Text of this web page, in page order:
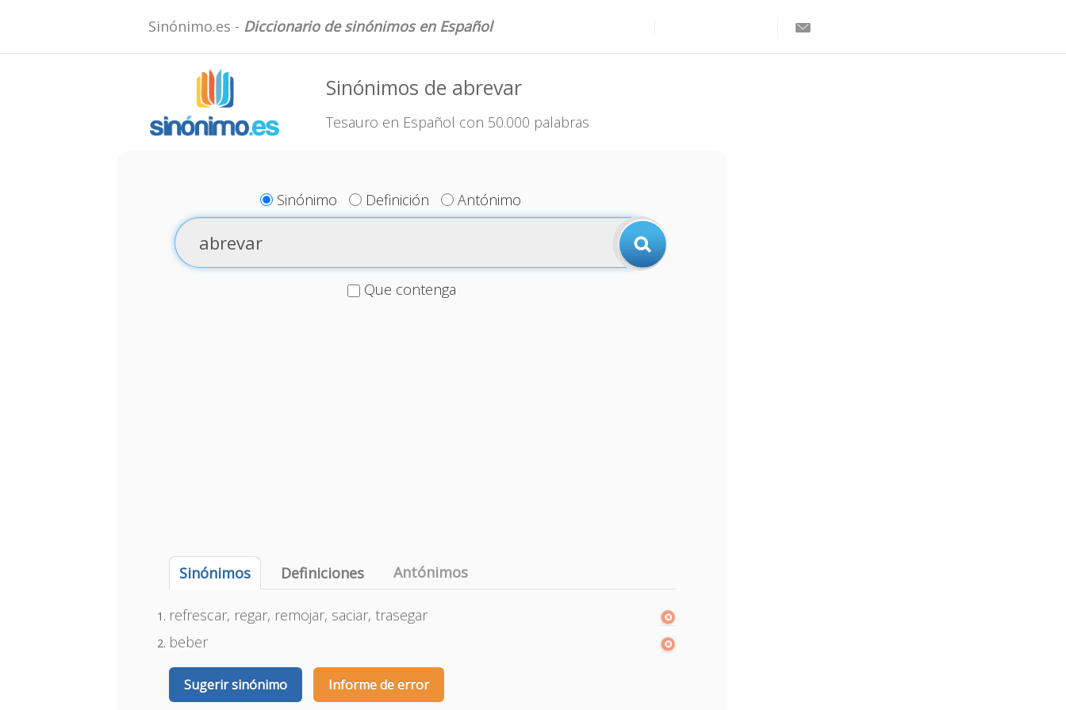
Sinónimo.es - Diccionario de sinónimos en Español
Sinónimos de abrevar
Tesauro en Español con 50.000 palabras
Sinónimo Definición Antónimo
Que contenga
Sinónimos Definiciones Antónimos
refrescar, regar, remojar, saciar, trasegar
beber
Sugerir sinónimo Informe de error